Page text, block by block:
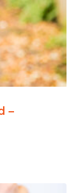
–